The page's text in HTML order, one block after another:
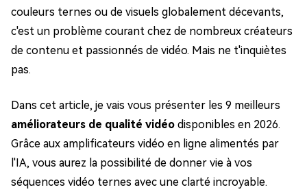
couleurs ternes ou de visuels globalement décevants,
c'est un problème courant chez de nombreux créateurs
de contenu et passionnés de vidéo. Mais ne t'inquiètes
pas.
Dans cet article, je vais vous présenter les 9 meilleurs
améliorateurs de qualité vidéo disponibles en 2026.
Grâce aux amplificateurs vidéo en ligne alimentés par
l'IA, vous aurez la possibilité de donner vie à vos
séquences vidéo ternes avec une clarté incroyable.